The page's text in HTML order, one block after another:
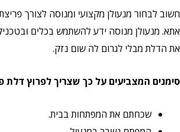
חשוב לבחור מנעולן מקצועי ומנוסה לצורך
אתא. מנעולן מנוסה ידע להשתמש בכלים
את הדלת מבלי לגרום לה שום נזק.
סימנים המצביעים על כך שצריך לפרוץ
שכחתם את המפתחות בבית.